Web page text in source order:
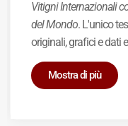
Vitigni Internazionali
del Mondo. L'unico
originali, grafici e dati
Mostra di più